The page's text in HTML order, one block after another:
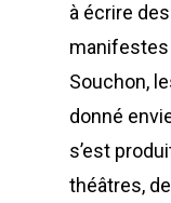
à écrire
manifestes
Souchon,
donné
s’est
théâtres,